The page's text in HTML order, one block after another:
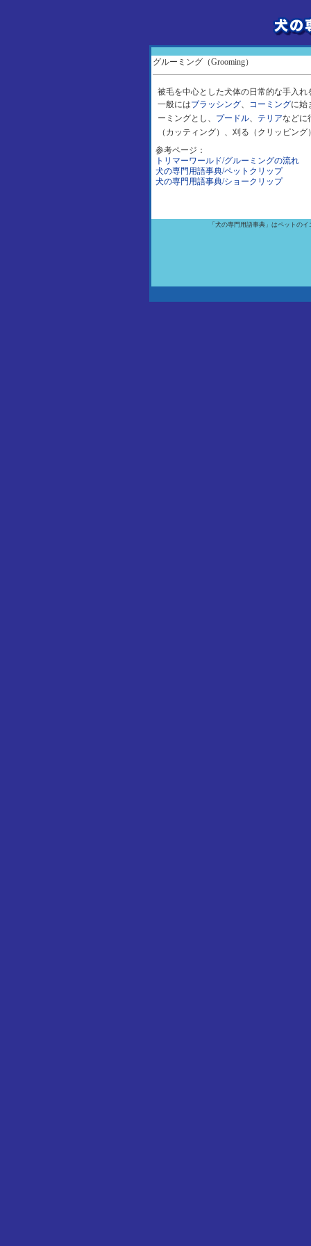
グルーミング（Grooming）
被毛を中心とした犬体の日常的な手入れ
一般にはブラッシング、 コーミングに始
ーミングとし、 プードル、 テリアなどに
（カッティング）、刈る（クリッピン
参考ページ：
トリマーワールド/グルーミングの流れ
犬の専門用語事典/ペットクリップ
犬の専門用語事典/ショークリップ
「犬の専門用語事典」はペットの